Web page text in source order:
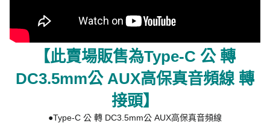
【此賣場販售為Type-C 公 轉
DC3.5mm公 AUX高保真音頻線 轉
接頭】
●Type-C 公 轉 DC3.5mm公 AUX高保真音頻線